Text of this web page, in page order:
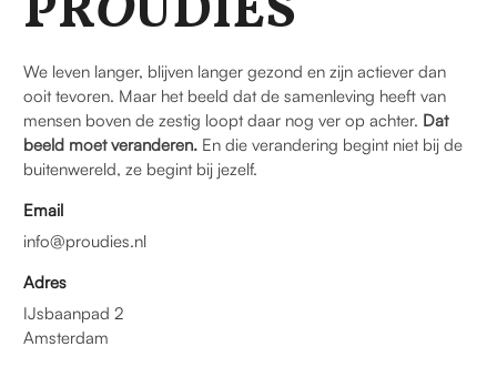
We leven langer, blijven langer gezond en zijn actiever dan
ooit tevoren. Maar het beeld dat de samenleving heeft van
mensen boven de zestig loopt daar nog ver op achter. Dat
beeld moet veranderen. En die verandering begint niet bij de
buitenwereld, ze begint bij jezelf.
Email
info@proudies.nl
Adres
IJsbaanpad 2
Amsterdam